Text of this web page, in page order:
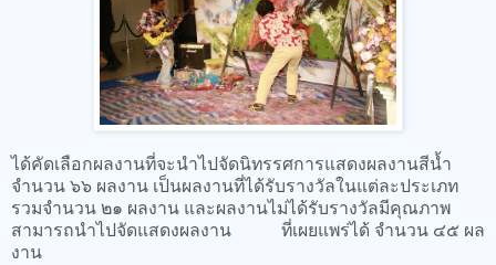
ได้คัดเลือกผลงานที่จะนำไปจัดนิทรรศการแสดงผลงานสีน้ำ
จำนวน ๖๖ ผลงาน เป็นผลงานที่ได้รับรางวัลในแต่ละประเภท
รวมจำนวน ๒๑ ผลงาน และผลงานไม่ได้รับรางวัลมีคุณภาพ
สามารถนำไปจัดแสดงผลงาน ที่เผยแพร่ได้ จำนวน ๔๕ ผล
งาน